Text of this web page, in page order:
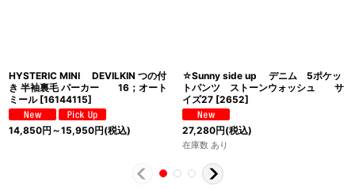
HYSTERIC MINI DEVILKIN つの付
き 半袖裏毛 パーカー 16；オート
ミール [16144115]
14,850円 ～15,950円(税込)
☆Sunny side up デニム 5ポケッ
トパンツ ストーンウォッシュ サ
イズ27 [2652]
27,280円(税込)
在庫数 あり